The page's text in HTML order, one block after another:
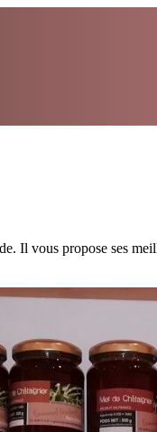
Il vous propose ses